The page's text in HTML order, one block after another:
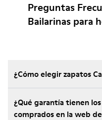
Preguntas
Bailarinas para
¿Cómo elegir zapatos
¿Qué garantía tienen
comprados en la web